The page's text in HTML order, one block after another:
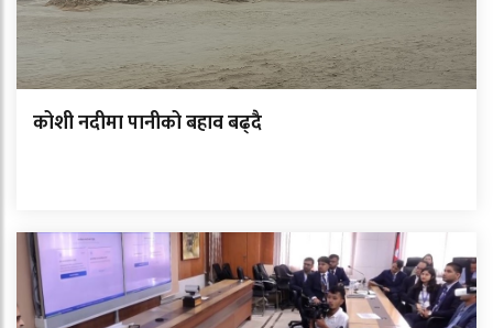
कोशी नदीमा पानीको बहाव बढ्दै